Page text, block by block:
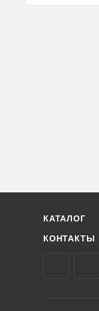
КАТАЛОГ
КОНТАКТЫ